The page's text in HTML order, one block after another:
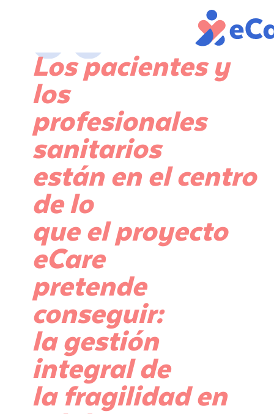
Los pacientes y
los
profesionales
sanitarios
están en el centro
de lo
que el proyecto
eCare
pretende
conseguir:
la gestión
integral de
la fragilidad en